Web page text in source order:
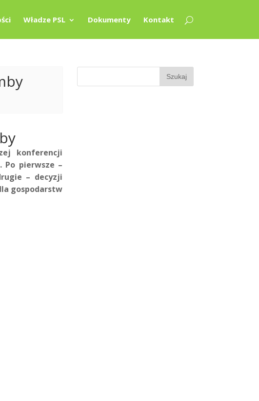
Władze PSL Dokumenty Kontakt
konferencji
Po pierwsze –
– decyzji
gospodarstw